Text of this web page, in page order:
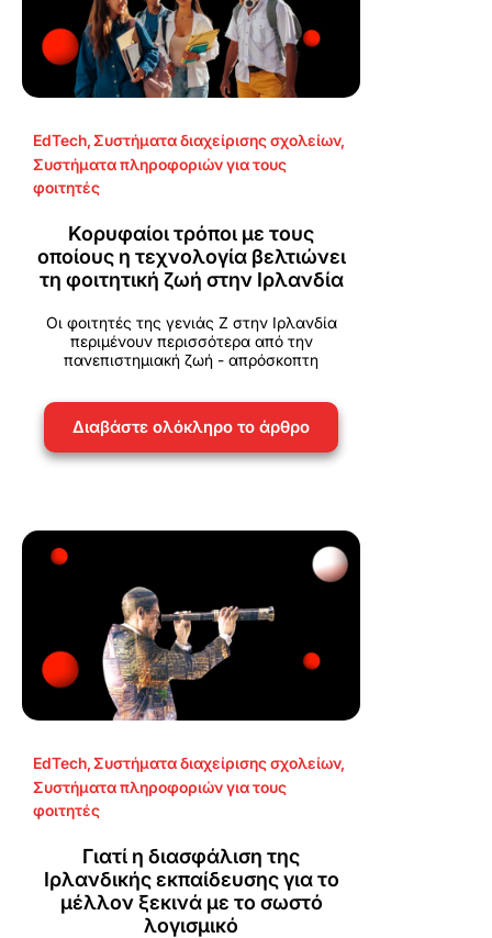
EdTech,Συστήματα διαχείρισης σχολείων,
Συστήματα πληροφοριών για τους
φοιτητές
Κορυφαίοι τρόποι με τους
οποίους η τεχνολογία βελτιώνει
τη φοιτητική ζωή στην Ιρλανδία
Οι φοιτητές της γενιάς Z στην Ιρλανδία
περιμένουν περισσότερα από την
πανεπιστημιακή ζωή - απρόσκοπτη
Διαβάστε ολόκληρο το άρθρο
EdTech,Συστήματα διαχείρισης σχολείων,
Συστήματα πληροφοριών για τους
φοιτητές
Γιατί η διασφάλιση της
Ιρλανδικής εκπαίδευσης για το
μέλλον ξεκινά με το σωστό
λογισμικό